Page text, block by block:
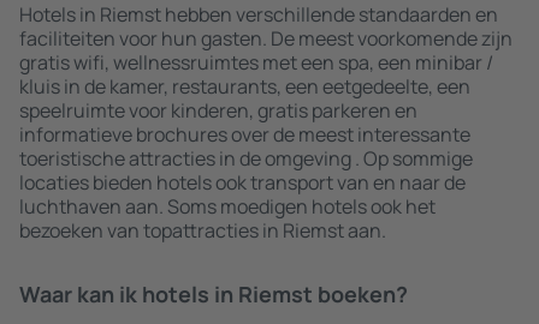
Hotels in Riemst hebben verschillende standaarden en
faciliteiten voor hun gasten. De meest voorkomende zijn
gratis wifi, wellnessruimtes met een spa, een minibar /
kluis in de kamer, restaurants, een eetgedeelte, een
speelruimte voor kinderen, gratis parkeren en
informatieve brochures over de meest interessante
toeristische attracties in de omgeving . Op sommige
locaties bieden hotels ook transport van en naar de
luchthaven aan. Soms moedigen hotels ook het
bezoeken van topattracties in Riemst aan.
Waar kan ik hotels in Riemst boeken?